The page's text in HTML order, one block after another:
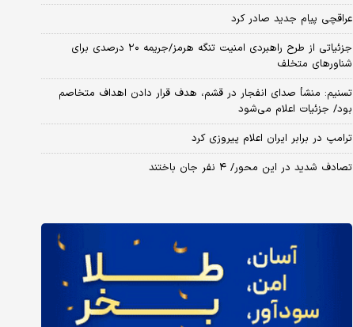
عراقچی پیام جدید صادر کرد
جزئیاتی از طرح راهبردی امنیت تنگه هرمز/جریمه ۲۰ درصدی برای
شناورهای متخلف
تسنیم: منشأ صدای انفجار در قشم، هدف قرار دادن اهداف متخاصم
بود/ جزئیات اعلام می‌شود
ترامپ در برابر ایران اعلام پیروزی کرد
تصادف شدید در این محور/ ۴ نفر جان باختند